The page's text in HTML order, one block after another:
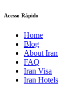
Acesso Rápido
Home
Blog
About Iran
FAQ
Iran Visa
Iran Hotels